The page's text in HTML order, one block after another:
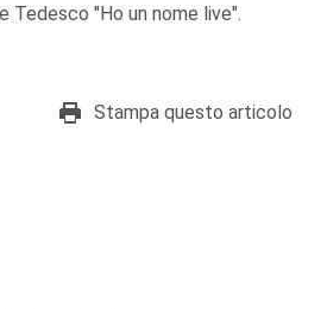
Tedesco "Ho un nome live".
Stampa questo articolo